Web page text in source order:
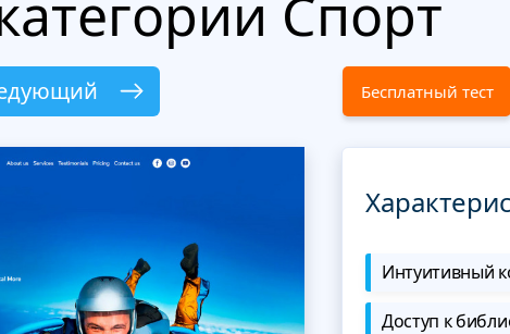
Спорт
Бесплатный тест
Интуитивный
Доступ к